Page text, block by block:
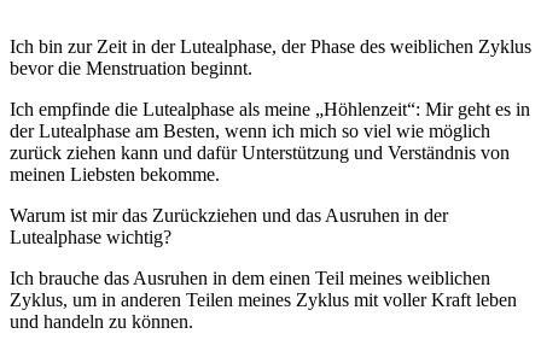
Ich bin zur Zeit in der Lutealphase, der Phase des weiblichen Zyklus
bevor die Menstruation beginnt.
Ich empfinde die Lutealphase als meine „Höhlenzeit“: Mir geht es in
der Lutealphase am Besten, wenn ich mich so viel wie möglich
zurück ziehen kann und dafür Unterstützung und Verständnis von
meinen Liebsten bekomme.
Warum ist mir das Zurückziehen und das Ausruhen in der
Lutealphase wichtig?
Ich brauche das Ausruhen in dem einen Teil meines weiblichen
Zyklus, um in anderen Teilen meines Zyklus mit voller Kraft leben
und handeln zu können.